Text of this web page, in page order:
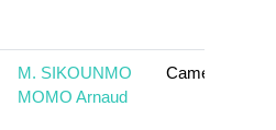
M. SIKOUNMO
MOMO Arnaud
Cameroun